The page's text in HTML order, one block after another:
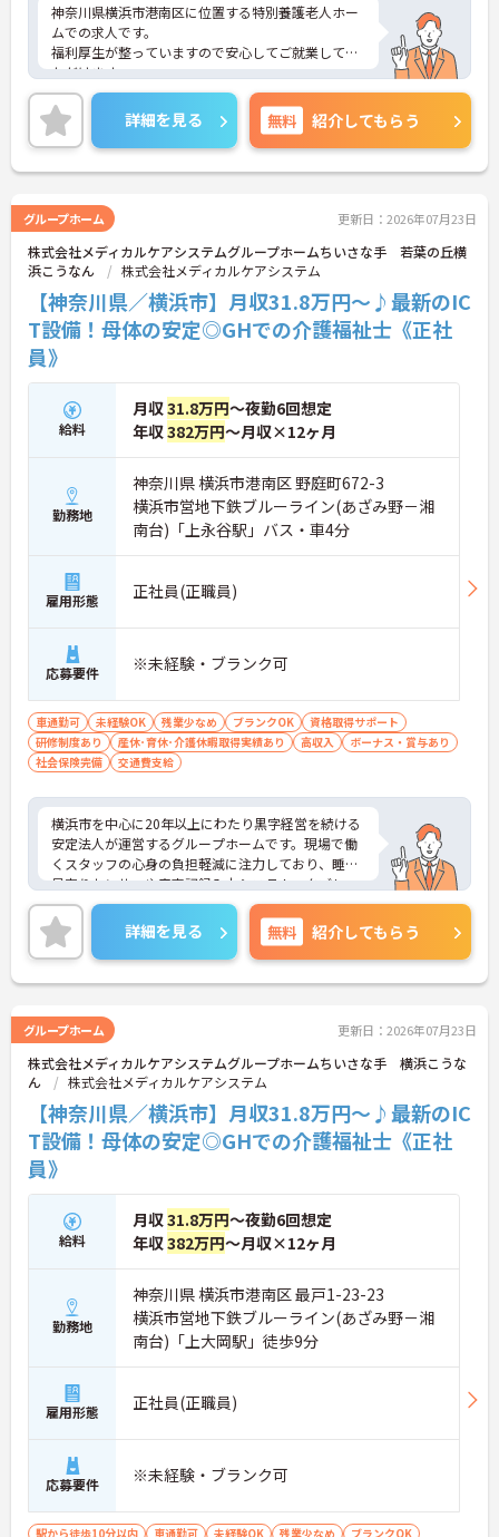
神奈川県横浜市港南区に位置する特別養護老人ホー
ムでの求人です。
福利厚生が整っていますので安心してご就業してい
ただけます。
ご興味ある方はお気軽にお問い合わせ下さい。
詳細を見る 無料 紹介してもらう
グループホーム 更新日：2026年07月23日
株式会社メディカルケアシステムグループホームちいさな手 若葉の丘横
浜こうなん
株式会社メディカルケアシステム
【神奈川県／横浜市】月収31.8万円～♪最新のIC
T設備！母体の安定◎GHでの介護福祉士《正社
員》
給料
月収31.8万円～夜勤6回想定
年収382万円～月収×12ヶ月
勤務地
神奈川県 横浜市港南区 野庭町672-3
横浜市営地下鉄ブルーライン(あざみ野－湘
南台)「上永谷駅」バス・車4分
雇用形態 正社員(正職員)
応募要件 ※未経験・ブランク可
車通勤可 未経験OK 残業少なめ ブランクOK
資格取得サポート
研修制度あり
産休･育休･介護休暇取得実績あり 高収入
ボーナス・賞与あり
社会保険完備
交通費支給
横浜市を中心に20年以上にわたり黒字経営を続ける
安定法人が運営するグループホームです。現場で働
くスタッフの心身の負担軽減に注力しており、睡眠
見守りセンサーや音声記録入力システム、タブレッ
トでの記録ソフトなど最新の介護DXを積極的に導入
しています。これにより夜間の見守りや事務作業の
負担を大幅に削減し、ご入居者様とじっくり向き合
えるゆとりある労働環境を実現しています。介護福
祉士の方は月収31.8万円という高水準の給与体系が
く、プライベートとの両立もしやすいです。さら
に、独自のマネジメント研修や医療的ケアの研修な
ど、働きながら着実に専門性を高められる教育体制
も万全に整っています。生活基盤をしっかりと安定
させながら、介護福祉士として長期的なキャリアア
ップを描いていける環境です。
★おすすめPOINT★
【最新のICT設備による業務効率化で心身の負担を軽
・睡眠見守りセンサーや音声記録システムを導入し
スタッフの業務負荷を減らしています
・夜間の巡視負担や記録業務の時間が短縮され余裕
を持ったケアの実践が期待できます
【充実した社内研修や資格取得支援を活用して介護
福祉士からのキャリアアップを描けます】
・喀痰吸引などの医療的ケアやマネジメント研修を
受講できる専門の教育体制が整っています
・日々の業務と両立しながらスキルを高められ将来
的な役割拡大やリーダー職への挑戦を目指せます
【残業の少なさと柔軟な支援制度で介護福祉士とし
て長く働き続けられます】
ライフバランスを保ちながら勤務できます
詳細を見る 無料 紹介してもらう
グループホーム 更新日：2026年07月23日
株式会社メディカルケアシステムグループホームちいさな手 横浜こうな
ん
株式会社メディカルケアシステム
【神奈川県／横浜市】月収31.8万円～♪最新のIC
T設備！母体の安定◎GHでの介護福祉士《正社
員》
給料
月収31.8万円～夜勤6回想定
年収382万円～月収×12ヶ月
勤務地
神奈川県 横浜市港南区 最戸1-23-23
横浜市営地下鉄ブルーライン(あざみ野－湘
南台)「上大岡駅」徒歩9分
雇用形態 正社員(正職員)
応募要件 ※未経験・ブランク可
駅から徒歩10分以内 車通勤可 未経験OK 残業少なめ ブランクOK